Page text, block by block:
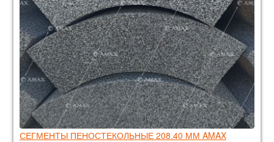
СЕГМЕНТЫ ПЕНОСТЕКОЛЬНЫЕ 208.40 ММ AMAX